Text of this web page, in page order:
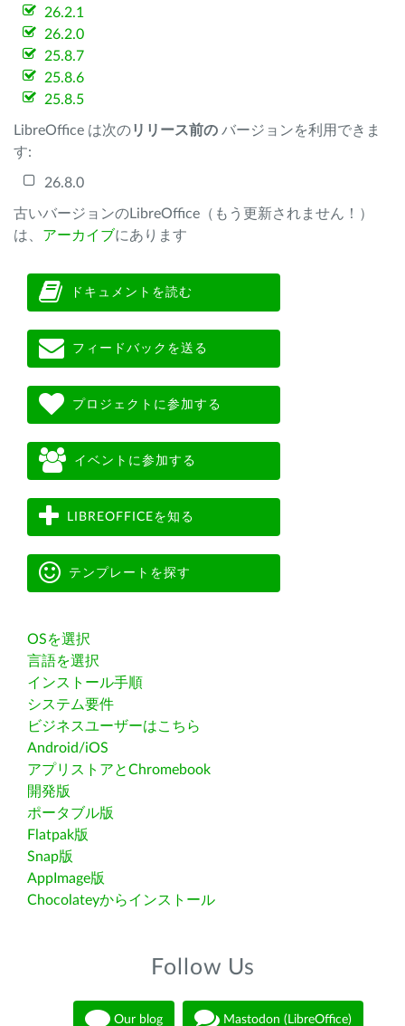
26.2.1
26.2.0
25.8.7
25.8.6
25.8.5
LibreOffice は次のリリース前の バージョンを利用できま
す:
26.8.0
古いバージョンのLibreOffice（もう更新されません！）
は、 アーカイブにあります
ドキュメントを読む
フィードバックを送る
プロジェクトに参加する
イベントに参加する
LIBREOFFICEを知る
テンプレートを探す
OSを選択
言語を選択
インストール手順
システム要件
ビジネスユーザーはこちら
Android/iOS
アプリストアとChromebook
開発版
ポータブル版
Flatpak版
Snap版
AppImage版
Chocolateyからインストール
Follow Us
Our blog Mastodon (LibreOffice)